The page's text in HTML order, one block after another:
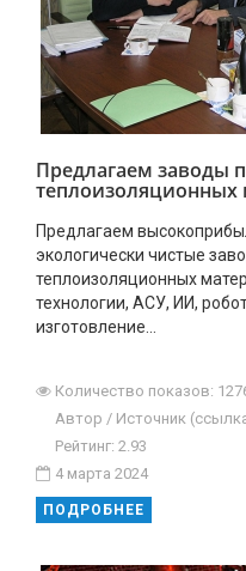
Предлагаем заводы
теплоизоляционных
Предлагаем
экологически чистые
теплоизоляционных
технологии, АСУ, ИИ,
изготовление…
Количество показов:
Автор / Источник
Рейтинг: 2.93
4 марта 2024
ПОДРОБНЕЕ